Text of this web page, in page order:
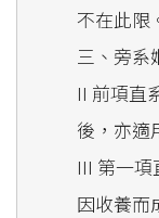
不在此限
三、旁系
II 前項直
後，亦適
III 第一
因收養而